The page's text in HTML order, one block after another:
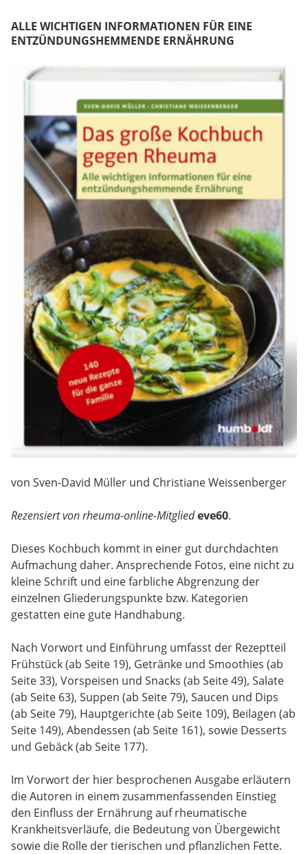
ALLE WICHTIGEN INFORMATIONEN FÜR EINE
ENTZÜNDUNGSHEMMENDE ERNÄHRUNG
von Sven-David Müller und Christiane Weissenberger
Rezensiert von rheuma-online-Mitgliedeve60.
Dieses Kochbuch kommt in einer gut durchdachten
Aufmachung daher. Ansprechende Fotos, eine nicht zu
kleine Schrift und eine farbliche Abgrenzung der
einzelnen Gliederungspunkte bzw. Kategorien
gestatten eine gute Handhabung.
Nach Vorwort und Einführung umfasst der Rezeptteil
Frühstück (ab Seite 19), Getränke und Smoothies (ab
Seite 33), Vorspeisen und Snacks (ab Seite 49), Salate
(ab Seite 63), Suppen (ab Seite 79), Saucen und Dips
(ab Seite 79), Hauptgerichte (ab Seite 109), Beilagen (ab
Seite 149), Abendessen (ab Seite 161), sowie Desserts
und Gebäck (ab Seite 177).
Im Vorwort der hier besprochenen Ausgabe erläutern
die Autoren in einem zusammenfassenden Einstieg
den Einfluss der Ernährung auf rheumatische
Krankheitsverläufe, die Bedeutung von Übergewicht
sowie die Rolle der tierischen und pflanzlichen Fette.